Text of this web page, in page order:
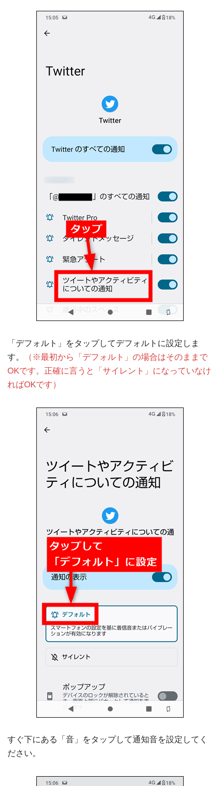
「デフォルト」をタップしてデフォルトに設定しま
す。
（※最初から「デフォルト」の場合はそのままで
OKです。正確に言うと「サイレント」になっていなけ
ればOKです）
すぐ下にある「音」をタップして通知音を設定してく
ださい。